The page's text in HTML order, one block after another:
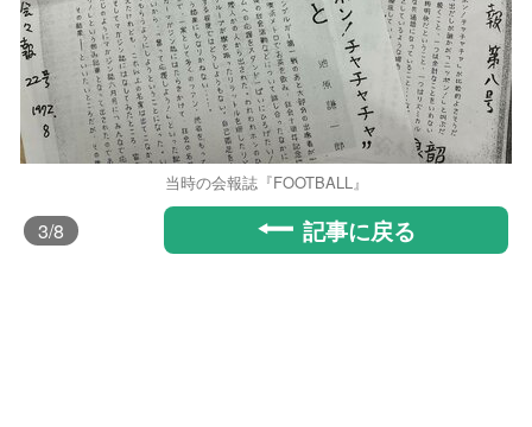
当時の会報誌『FOOTBALL』
3/8 記事に戻る